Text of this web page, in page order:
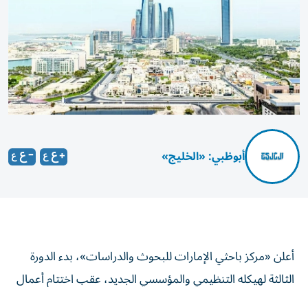
أبوظبي: «الخليج»
أعلن «مركز باحثي الإمارات للبحوث والدراسات»، بدء الدورة
الثالثة لهيكله التنظيمي والمؤسسي الجديد، عقب اختتام أعمال